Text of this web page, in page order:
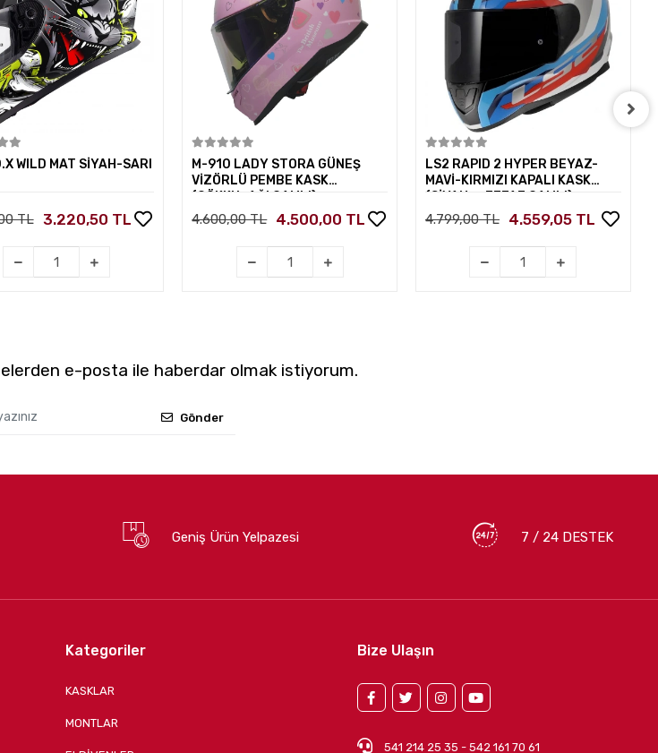
WILD MAT SİYAH-SARI
TL 3.220,50 TL
M-910 LADY STORA GÜNEŞ
VİZÖRLÜ PEMBE KASK
(GÖKKUŞAĞI CAMLI)
4.600,00 TL 4.500,00 TL
LS2 RAPID 2 HYPER BEYAZ-
MAVİ-KIRMIZI KAPALI KASK
(SİYAH+ŞEFFAF CAMLI)
4.799,00 TL 4.559,05 TL
e-posta ile haberdar olmak istiyorum.
Gönder
Geniş Ürün Yelpazesi 7 / 24 DESTEK
Kategoriler
KASKLAR
MONTLAR
Bize Ulaşın
541 214 25 35 - 542 161 70 61